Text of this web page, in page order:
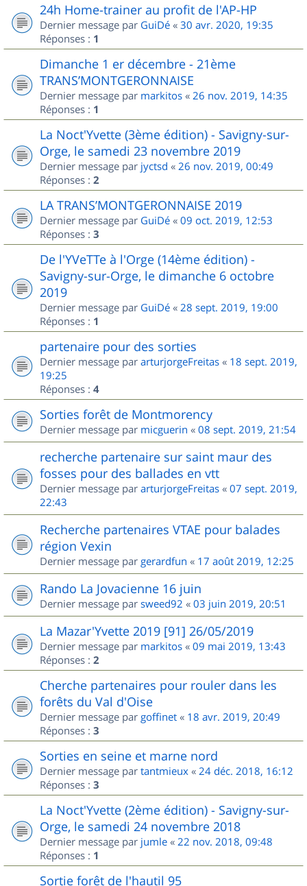
24h Home-trainer au profit de l'AP-HP
Dernier message par GuiDé « 30 avr. 2020, 19:35
Réponses : 1
Dimanche 1 er décembre - 21ème
TRANS’MONTGERONNAISE
Dernier message par markitos « 26 nov. 2019, 14:35
Réponses : 1
La Noct'Yvette (3ème édition) - Savigny-sur-
Orge, le samedi 23 novembre 2019
Dernier message par jyctsd « 26 nov. 2019, 00:49
Réponses : 2
LA TRANS’MONTGERONNAISE 2019
Dernier message par GuiDé « 09 oct. 2019, 12:53
Réponses : 3
De l'YVeTTe à l'Orge (14ème édition) -
Savigny-sur-Orge, le dimanche 6 octobre
2019
Dernier message par GuiDé « 28 sept. 2019, 19:00
Réponses : 1
partenaire pour des sorties
Dernier message par arturjorgeFreitas « 18 sept. 2019,
19:25
Réponses : 4
Sorties forêt de Montmorency
Dernier message par micguerin « 08 sept. 2019, 21:54
recherche partenaire sur saint maur des
fosses pour des ballades en vtt
Dernier message par arturjorgeFreitas « 07 sept. 2019,
22:43
Recherche partenaires VTAE pour balades
région Vexin
Dernier message par gerardfun « 17 août 2019, 12:25
Rando La Jovacienne 16 juin
Dernier message par sweed92 « 03 juin 2019, 20:51
La Mazar'Yvette 2019 [91] 26/05/2019
Dernier message par markitos « 09 mai 2019, 13:43
Réponses : 2
Cherche partenaires pour rouler dans les
forêts du Val d'Oise
Dernier message par goffinet « 18 avr. 2019, 20:49
Réponses : 3
Sorties en seine et marne nord
Dernier message par tantmieux « 24 déc. 2018, 16:12
Réponses : 3
La Noct'Yvette (2ème édition) - Savigny-sur-
Orge, le samedi 24 novembre 2018
Dernier message par jumle « 22 nov. 2018, 09:48
Réponses : 1
Sortie forêt de l'hautil 95